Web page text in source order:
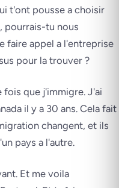
t'ont pousse a choisir
pourrais-tu nous
faire appel a l'entreprise
pour la trouver ?
fois que j'immigre. J'ai
il y a 30 ans. Cela fait
changent, et ils
pays a l'autre.
Et me voila